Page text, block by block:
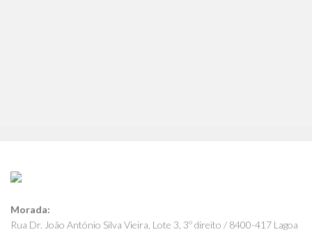
Morada:
Rua Dr. João António Silva Vieira, Lote 3, 3º direito / 8400-417 Lagoa